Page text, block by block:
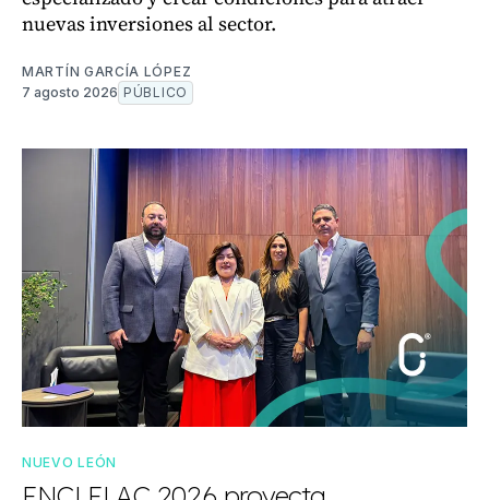
nuevas inversiones al sector.
MARTÍN GARCÍA LÓPEZ
7 agosto 2026 PÚBLICO
NUEVO LEÓN